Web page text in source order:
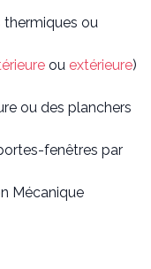
thermiques ou
ou extérieure)
ou des planchers
fenêtres par
Mécanique